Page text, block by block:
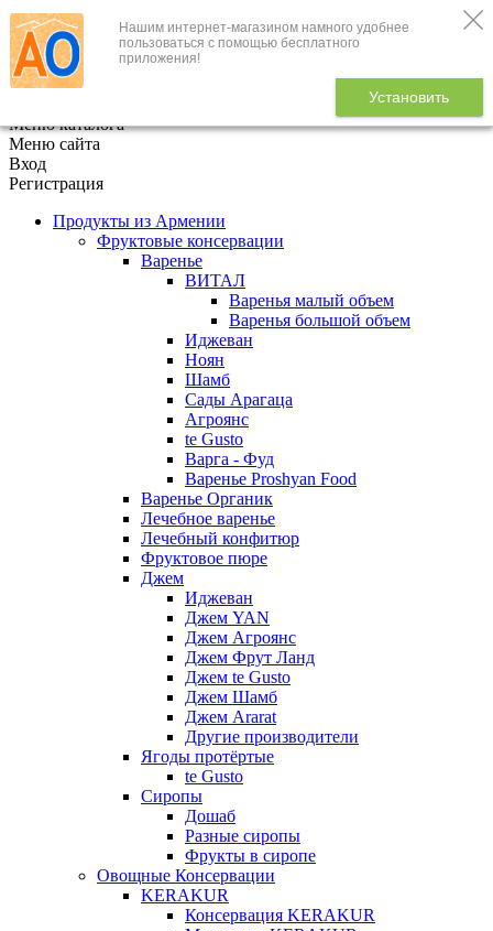
Нашим интернет-магазином намного удобнее
пользоваться с помощью бесплатного
приложения!
Установить
+7 (495) 646-888-1
В корзине
Меню каталога
Меню сайта
Вход
Регистрация
Продукты из Армении
Фруктовые консервации
Варенье
ВИТАЛ
Варенья малый объем
Варенья большой объем
Иджеван
Ноян
Шамб
Сады Арагаца
Агроянс
te Gusto
Варга - Фуд
Варенье Proshyan Food
Варенье Органик
Лечебное варенье
Лечебный конфитюр
Фруктовое пюре
Джем
Иджеван
Джем YAN
Джем Агроянс
Джем Фрут Ланд
Джем te Gusto
Джем Шамб
Джем Ararat
Другие производители
Ягоды протёртые
te Gusto
Сиропы
Дошаб
Разные сиропы
Фрукты в сиропе
Овощные Консервации
KERAKUR
Консервация KERAKUR